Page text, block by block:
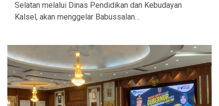
Selatan melalui Dinas Pendidikan dan Kebudayan
Kalsel, akan menggelar Babussalan…